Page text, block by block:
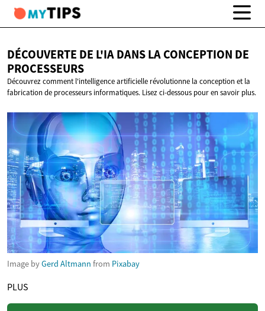
DÉCOUVERTE DE L'IA DANS LA CONCEPTION DE
PROCESSEURS
Découvrez comment l'intelligence artificielle révolutionne la conception et la
fabrication de processeurs informatiques. Lisez ci-dessous pour en savoir plus.
Image byGerd Altmann from Pixabay
PLUS